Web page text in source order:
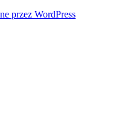
przez WordPress